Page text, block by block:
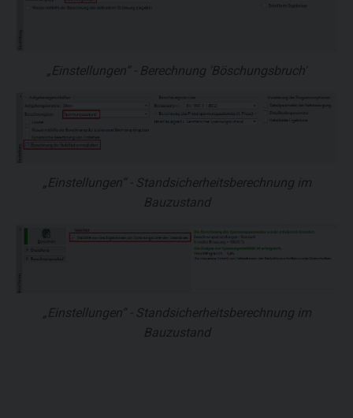
„Einstellungen“ - Berechnung 'Böschungsbruch'
„Einstellungen“ - Standsicherheitsberechnung im
Bauzustand
„Einstellungen“ - Standsicherheitsberechnung im
Bauzustand